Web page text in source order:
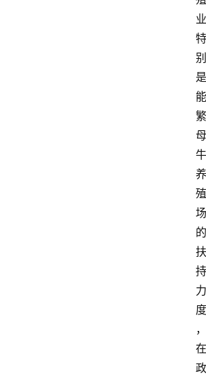
业
特
别
是
能
繁
母
牛
养
殖
场
的
扶
持
力
度
，
在
政